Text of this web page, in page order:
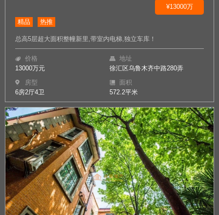
¥13000万
精品 热推
总高5层超大面积整幢新里,带室内电梯,独立车库！
价格
13000万元
地址
徐汇区乌鲁木齐中路280弄
房型
6房2厅4卫
面积
572.2平米